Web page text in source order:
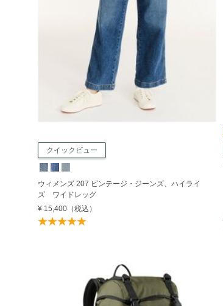
クイックビュー
ウィメンズ 207 ビンテージ・ジーンズ、ハイライ
ズ ワイドレッグ
¥ 15,400 （税込）